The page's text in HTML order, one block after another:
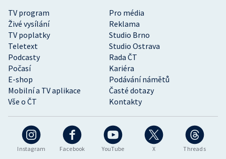
Instagram Facebook YouTube X Threads
TV program
Pro média
Živé vysílání
Reklama
TV poplatky
Studio Brno
Teletext
Studio Ostrava
Podcasty
Rada ČT
Počasí
Kariéra
E-shop
Podávání námětů
Mobilní a TV aplikace
Časté dotazy
Vše o ČT
Kontakty